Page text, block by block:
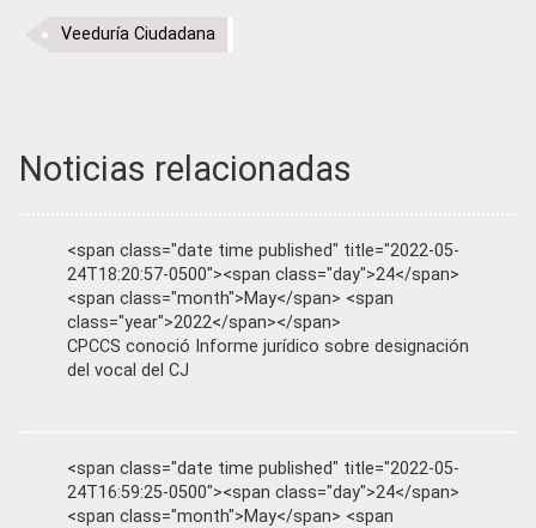
Veeduría Ciudadana
Noticias relacionadas
<span class="date time published" title="2022-05-
24T18:20:57-0500"><span class="day">24</span>
<span class="month">May</span> <span
class="year">2022</span></span>
CPCCS conoció Informe jurídico sobre designación
del vocal del CJ
<span class="date time published" title="2022-05-
24T16:59:25-0500"><span class="day">24</span>
<span class="month">May</span> <span